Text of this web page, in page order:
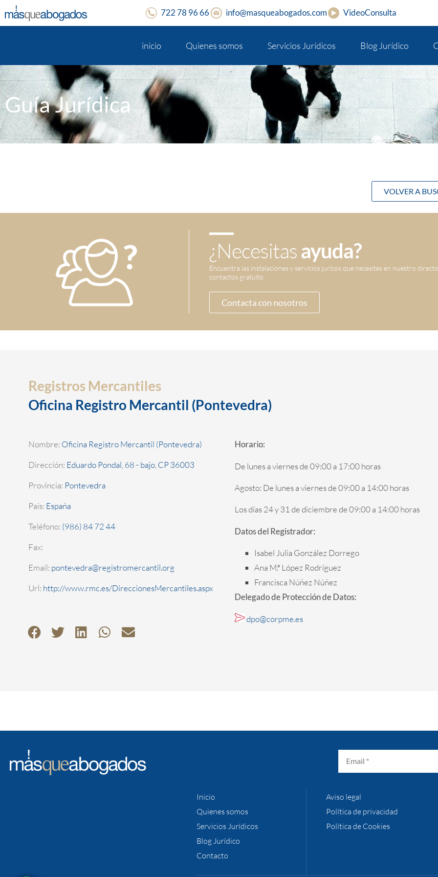
722 78 96 66 info@masqueabogados.com VideoConsulta
inicio Quienes somos Servicios Jurídicos Blog Jurídico
Guía Jurídica
VOLVER A
¿Necesitasayuda?
Encuentra las instalaciones y servicios jurícos que necesites en nuestro
contactos gratuito.
Contacta con nosotros
Registros Mercantiles
Oficina Registro Mercantil (Pontevedra)
Nombre: Oficina Registro Mercantil (Pontevedra)
Dirección: Eduardo Pondal, 68 - bajo, CP 36003
Provincia: Pontevedra
País: España
Teléfono: (986) 84 72 44
Fax:
Email: pontevedra@registromercantil.org
Url: http://www.rmc.es/DireccionesMercantiles.aspx
Horario:
De lunes a viernes de 09:00 a 17:00 horas
Agosto: De lunes a viernes de 09:00 a 14:00 horas
Los días 24 y 31 de diciembre de 09:00 a 14:00 horas
Datos del Registrador:
Isabel Julia González Dorrego
Ana M.ª López Rodríguez
Francisca Núñez Núñez
Delegado de Protección de Datos:
dpo@corpme.es
Inicio
Quienes somos
Servicios Jurídicos
Blog Jurídico
Contacto
Aviso legal
Política de privacidad
Política de Cookies